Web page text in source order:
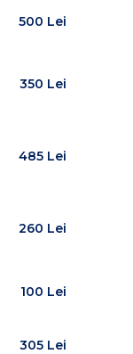
500 Lei
350 Lei
485 Lei
260 Lei
100 Lei
305 Lei